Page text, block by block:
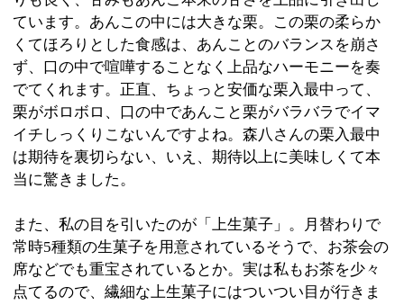
す。森八さんの上生菓子は繊細さの中に気品があっ
て、見惚れてしまうような一品です。
墨田区銘品名店会でも、森八さんの上生菓子は「四季
に応じた職人の感性のなせる造形で食べるのが惜しい
ほどすばらしい和菓子（※墨田区銘品名店会HPより抜
粋）」と評されているぐらいなんですよ。
栗入最中、栗饅頭、どら焼き、上生菓子など種類豊富
な和菓子が常時50種類ほど販売されていて、贈答品や
ちょっとしたお使い物にも利用できるので、是非、
「森八本舗」をチェックしておいて下さいね。
です！ 御主人にお話を伺ったところ、先代が建築に
興味をお持ちで、その中で白壁作りの勇壮なお城を作
ることになったとか。森八さんを訪れる際は、是非、
この大きなお城を目指して行ってみて下さいね！
※上記記事は墨田区時間スタッフにより取材掲載され